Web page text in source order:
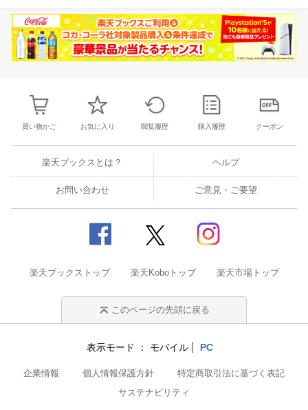
買い物かご お気に入り 閲覧履歴 購入履歴 クーポン
楽天ブックスとは？ ヘルプ
お問い合わせ ご意見・ご要望
楽天ブックストップ 楽天Koboトップ 楽天市場トップ
このページの先頭に戻る
表示モード モバイル PC
企業情報 個人情報保護方針
特定商取引法に基づく表記
サステナビリティ